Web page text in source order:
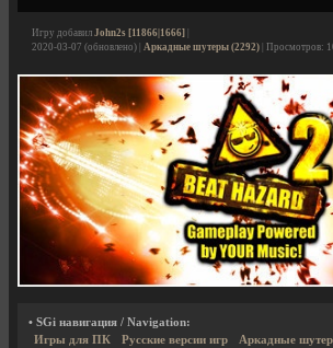
Игру добавил John2s [11866|1666]
2020-03-07 (обновлено) | Аркадные шутеры (2292) | Просмотров:
• SGi навигация / Navigation:
Игры для ПК
Русские версии игр
Аркадные